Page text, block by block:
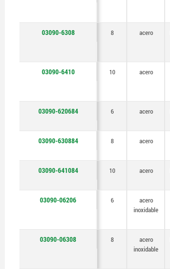
03090-6308 8 acero
03090-6410 10 acero
03090-620684 6 acero
03090-630884 8 acero
03090-641084 10 acero
03090-06206 6
acero
inoxidable
03090-06308 8
acero
inoxidable